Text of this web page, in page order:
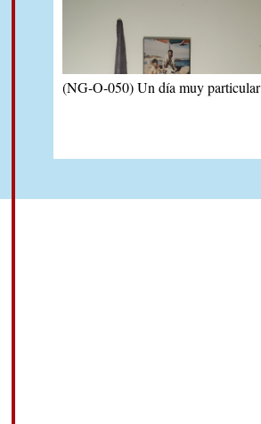
(NG-O-050) Un día muy particular